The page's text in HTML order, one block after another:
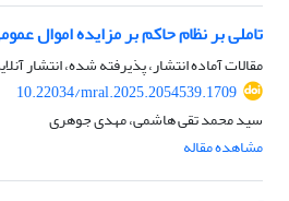
تاملی بر نظام حاکم بر مزایده اموال
مقالات آماده انتشار، پذیرفته شده، انتشار
10.22034/mral.2025.2054539.1709
سید محمد تقی هاشمی، مهدی جوهری
مشاهده مقاله